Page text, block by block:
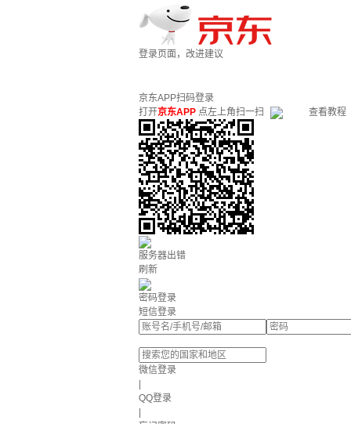
登录页面，改进建议
京东APP扫码登录
打开京东APP 点左上角扫一扫 查看教程
服务器出错
刷新
密码登录
短信登录
微信登录
QQ登录